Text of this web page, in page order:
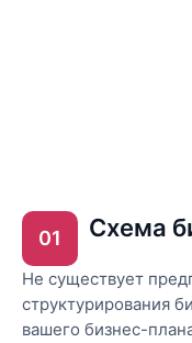
01 Схема
Не существует
структурирования
вашего бизнес-